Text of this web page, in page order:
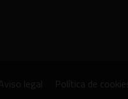
Aviso legal Política de cookies